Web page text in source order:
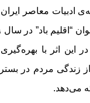
ادبیات معاصر
این اثر با
زندگی مردم در
می‌دهد.